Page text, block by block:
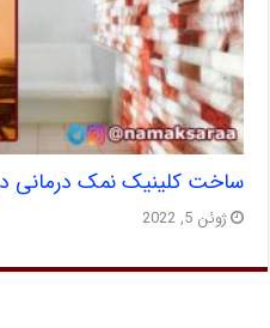
ساخت کلینیک نمک درمانی
ژوئن 5, 2022